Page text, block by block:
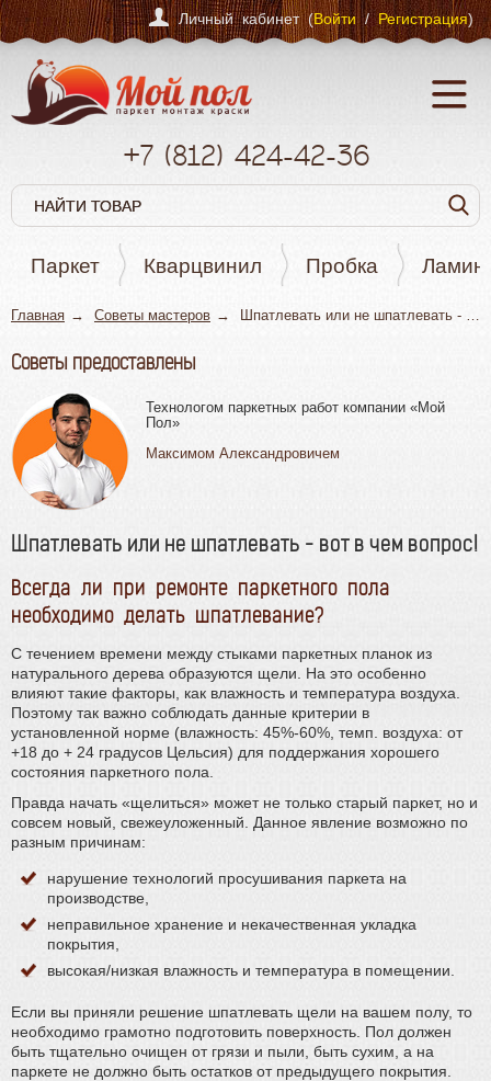
Личный кабинет (Войти/Регистрация)
+7 (812) 424-42-36
Паркет Кварцвинил Пробка
Главная Советы мастеров Шпатлевать или не шпатлевать - вот в чем вопрос!
Советы предоставлены
Технологом паркетных работ компании «Мой
Пол»
Максимом Александровичем
Шпатлевать или не шпатлевать - вот в чем вопрос!
Всегда ли при ремонте паркетного пола
необходимо делать шпатлевание?
С течением времени между стыками паркетных планок из
натурального дерева образуются щели. На это особенно
влияют такие факторы, как влажность и температура воздуха.
Поэтому так важно соблюдать данные критерии в
установленной норме (влажность: 45%-60%, темп. воздуха: от
+18 до + 24 градусов Цельсия) для поддержания хорошего
состояния паркетного пола.
Правда начать «щелиться» может не только старый паркет, но и
совсем новый, свежеуложенный. Данное явление возможно по
разным причинам:
нарушение технологий просушивания паркета на
производстве,
неправильное хранение и некачественная укладка
покрытия,
высокая/низкая влажность и температура в помещении.
Если вы приняли решение шпатлевать щели на вашем полу, то
необходимо грамотно подготовить поверхность. Пол должен
быть тщательно очищен от грязи и пыли, быть сухим, а на
паркете не должно быть остатков от предыдущего покрытия.